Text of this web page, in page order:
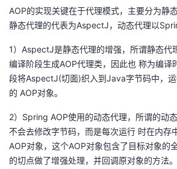
AOP的实现关键在于代理模式，主要分为静
静态代理的代表为AspectJ，动态代理以
1）AspectJ是静态代理的增强，所谓静态代
编译阶段生成AOP代理类，因此也 称为编译
段将AspectJ(切面)织入到Java字节码中，
的 AOP对象。
2）Spring AOP使用的动态代理，所谓的动
不会去修改字节码，而是每次运行 时在内存
AOP对象，这个AOP对象包含了目标对象的
的切点做了增强处理，并回调原对象的方法。